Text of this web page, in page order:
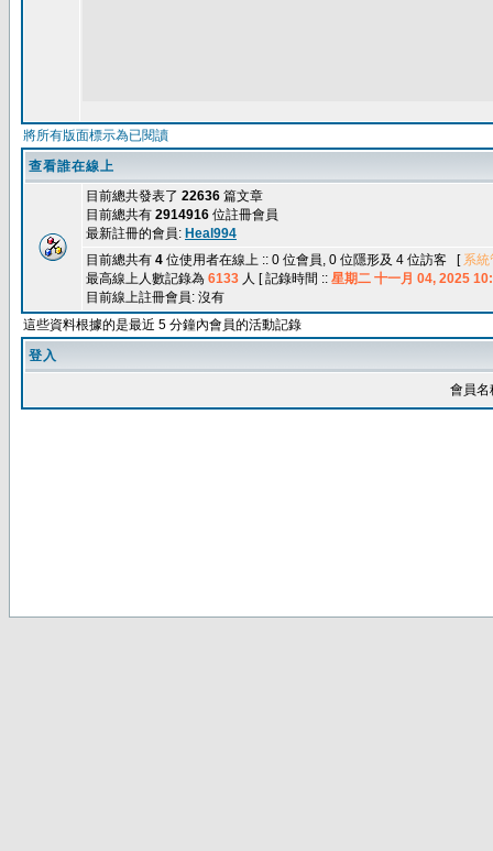
將所有版面標示為已閱讀
查看誰在線上
目前總共發表了 22636 篇文章
目前總共有 2914916 位註冊會員
最新註冊的會員: Heal994
目前總共有 4 位使用者在線上 :: 0 位會員, 0 位隱形及 4 位訪客 [ 系統
最高線上人數記錄為 6133 人 [ 記錄時間 :: 星期二 十一月 04, 2025
目前線上註冊會員: 沒有
這些資料根據的是最近 5 分鐘內會員的活動記錄
登入
會員